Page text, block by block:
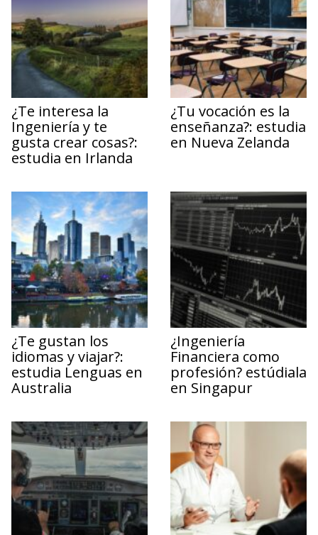
¿Te interesa la
Ingeniería y te
gusta crear cosas?:
estudia en Irlanda
¿Tu vocación es la
enseñanza?: estudia
en Nueva Zelanda
¿Te gustan los
idiomas y viajar?:
estudia Lenguas en
Australia
¿Ingeniería
Financiera como
profesión? estúdiala
en Singapur